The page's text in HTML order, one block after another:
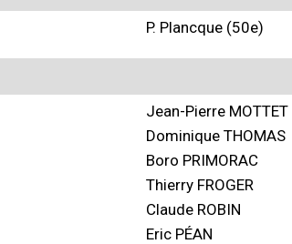
P. Plancque (50e)
Jean-Pierre MOTTET
Dominique THOMAS
Boro PRIMORAC
Thierry FROGER
Claude ROBIN
Eric PÉAN